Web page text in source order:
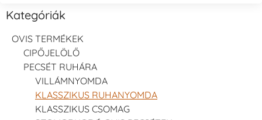
Kategóriák
OVIS TERMÉKEK
CIPŐJELÖLŐ
PECSÉT RUHÁRA
VILLÁMNYOMDA
KLASSZIKUS RUHANYOMDA
KLASSZIKUS CSOMAG